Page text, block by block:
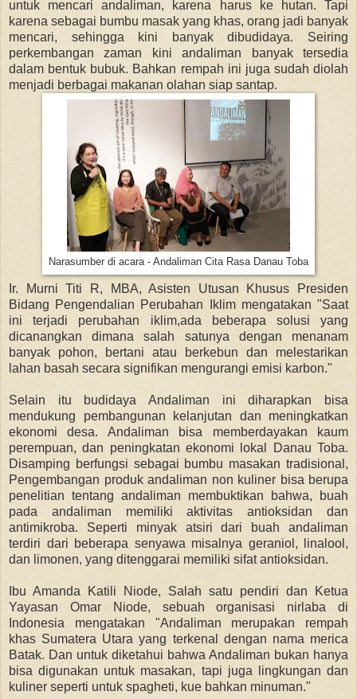
untuk mencari andaliman, karena harus ke hutan. Tapi
karena sebagai bumbu masak yang khas, orang jadi banyak
mencari, sehingga kini banyak dibudidaya. Seiring
perkembangan zaman kini andaliman banyak tersedia
dalam bentuk bubuk. Bahkan rempah ini juga sudah diolah
menjadi berbagai makanan olahan siap santap.
Narasumber di acara - Andaliman Cita Rasa Danau Toba
Ir. Murni Titi R, MBA, Asisten Utusan Khusus Presiden
Bidang Pengendalian Perubahan Iklim mengatakan "Saat
ini terjadi perubahan iklim,ada beberapa solusi yang
dicanangkan dimana salah satunya dengan menanam
banyak pohon, bertani atau berkebun dan melestarikan
lahan basah secara signifikan mengurangi emisi karbon."
Selain itu budidaya Andaliman ini diharapkan bisa
mendukung pembangunan kelanjutan dan meningkatkan
ekonomi desa. Andaliman bisa memberdayakan kaum
perempuan, dan peningkatan ekonomi lokal Danau Toba.
Disamping berfungsi sebagai bumbu masakan tradisional,
Pengembangan produk andaliman non kuliner bisa berupa
penelitian tentang andaliman membuktikan bahwa, buah
pada andaliman memiliki aktivitas antioksidan dan
antimikroba. Seperti minyak atsiri dari buah andaliman
terdiri dari beberapa senyawa misalnya geraniol, linalool,
dan limonen, yang ditenggarai memiliki sifat antioksidan.
Ibu Amanda Katili Niode, Salah satu pendiri dan Ketua
Yayasan Omar Niode, sebuah organisasi nirlaba di
Indonesia mengatakan "Andaliman merupakan rempah
khas Sumatera Utara yang terkenal dengan nama merica
Batak. Dan untuk diketahui bahwa Andaliman bukan hanya
bisa digunakan untuk masakan, tapi juga lingkungan dan
kuliner seperti untuk spagheti, kue bahkan minuman."